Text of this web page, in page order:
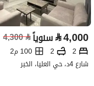
⃁4,000 سنوياً⃁
4,300
2
2
100 م2
شارع 4د، حي العليا، الخبر